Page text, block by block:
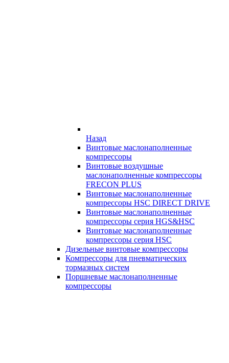
Назад
Винтовые маслонаполненные
компрессоры
Винтовые воздушные
маслонаполненные компрессоры
FRECON PLUS
Винтовые маслонаполненные
компрессоры HSC DIRECT DRIVE
Винтовые маслонаполненные
компрессоры серия HGS&HSC
Винтовые маслонаполненные
компрессоры серия HSC
Дизельные винтовые компрессоры
Компрессоры для пневматических
тормазных систем
Поршневые маслонаполненные
компрессоры